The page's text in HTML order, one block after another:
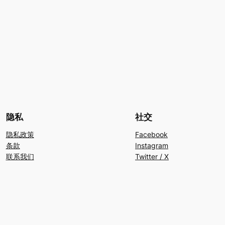
隐私
隐私政策
条款
联系我们
社交
Facebook
Instagram
Twitter / X